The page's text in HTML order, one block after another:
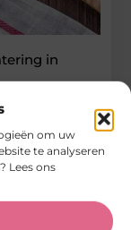
om uw
te analyseren
Lees ons
in
aan het
uw